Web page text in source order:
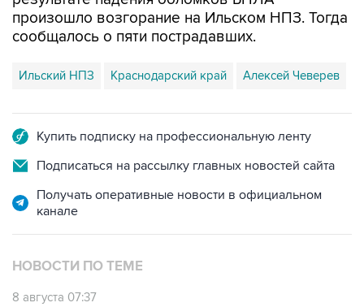
произошло возгорание на Ильском НПЗ. Тогда
сообщалось о пяти пострадавших.
Ильский НПЗ Краснодарский край Алексей Чеверев
Купить подписку на профессиональную ленту
Подписаться на рассылку главных новостей сайта
Получать оперативные новости в официальном
канале
НОВОСТИ ПО ТЕМЕ
8 августа 07:37